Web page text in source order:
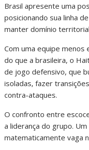
Brasil apresente uma
posicionando sua linha
manter domínio
Com uma equipe
do que a brasileira, o
de jogo defensivo, que
isoladas, fazer
contra-ataques.
O confronto entre
a liderança do grupo.
matematicamente vaga